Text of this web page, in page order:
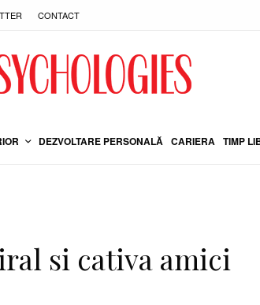
CONTACT
DEZVOLTARE PERSONALĂ CARIERA TIMP
si cativa amici